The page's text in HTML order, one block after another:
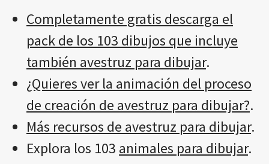
Completamente gratis descarga el
pack de los 103 dibujos que incluye
también avestruz para dibujar.
¿Quieres ver la animación del proceso
de creación de avestruz para dibujar?.
Más recursos de avestruz para dibujar.
Explora los 103 animales para dibujar.